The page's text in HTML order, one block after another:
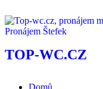
TOP-WC.CZ
Domů